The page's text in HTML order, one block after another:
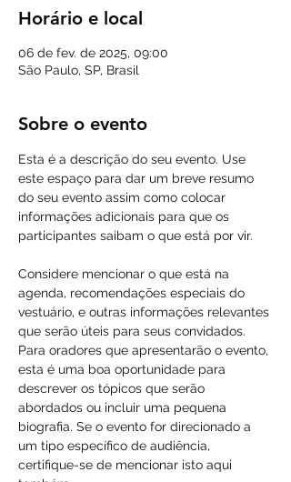
Horário e local
06 de fev. de 2025, 09:00
São Paulo, SP, Brasil
Sobre o evento
Esta é a descrição do seu evento. Use
este espaço para dar um breve resumo
do seu evento assim como colocar
informações adicionais para que os
participantes saibam o que está por vir.
Considere mencionar o que está na
agenda, recomendações especiais do
vestuário, e outras informações relevantes
que serão úteis para seus convidados.
Para oradores que apresentarão o evento,
esta é uma boa oportunidade para
descrever os tópicos que serão
abordados ou incluir uma pequena
biografia. Se o evento for direcionado a
um tipo específico de audiência,
certifique-se de mencionar isto aqui